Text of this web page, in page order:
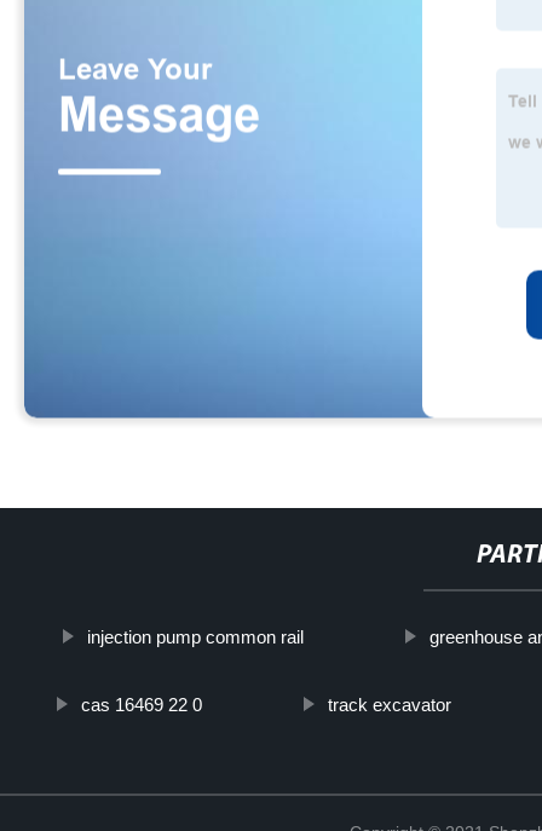
injection pump common rail greenhouse
cas 16469 22 0 track excavator